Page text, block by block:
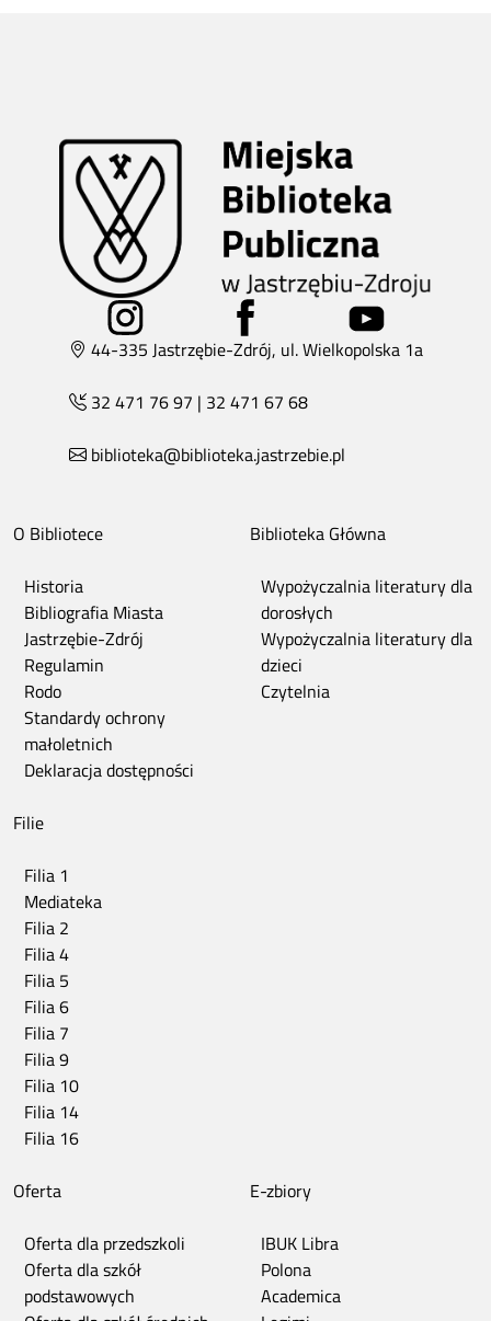
44-335 Jastrzębie-Zdrój, ul. Wielkopolska 1a
32 471 76 97 | 32 471 67 68
biblioteka@biblioteka.jastrzebie.pl
O Bibliotece
Historia
Bibliografia Miasta
Jastrzębie-Zdrój
Regulamin
Rodo
Standardy ochrony
małoletnich
Deklaracja dostępności
Biblioteka Główna
Wypożyczalnia literatury dla
dorosłych
Wypożyczalnia literatury dla
dzieci
Czytelnia
Filie
Filia 1
Mediateka
Filia 2
Filia 4
Filia 5
Filia 6
Filia 7
Filia 9
Filia 10
Filia 14
Filia 16
Oferta
Oferta dla przedszkoli
Oferta dla szkół
podstawowych
E-zbiory
IBUK Libra
Polona
Academica